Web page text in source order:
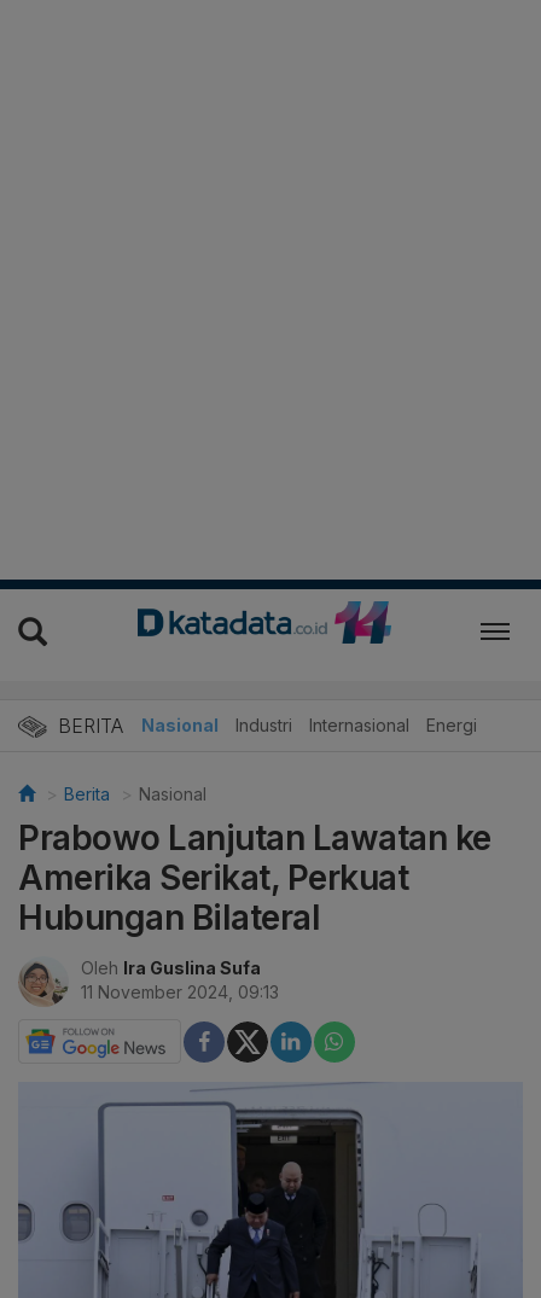
BERITA Nasional Industri Internasional Energi
Berita Nasional
Prabowo Lanjutan Lawatan ke
Amerika Serikat, Perkuat
Hubungan Bilateral
Oleh Ira Guslina Sufa
11 November 2024, 09:13